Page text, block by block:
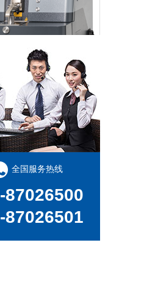
德国斯派克台式直读光谱仪SPECTRO MAXx 电弧/火花OES金属分析仪
全国服务热线
87026500
87026501